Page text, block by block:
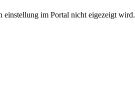
einstellung im Portal nicht eigezeigt wird.